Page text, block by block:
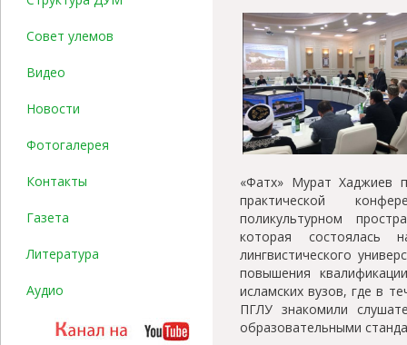
Совет улемов
Видео
Новости
Фотогалерея
Контакты
Газета
Литература
Аудио
«Фатх» Мурат Хаджиев
практической
поликультурном
которая состоялась
лингвистического
повышения
исламских вузов, где в
ПГЛУ знакомили
образовательными